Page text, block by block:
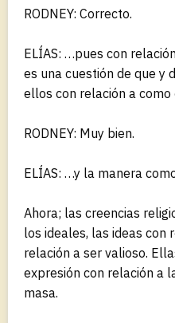
RODNEY: Correcto.
ELÍAS: …pues con
es una cuestión de que y
ellos con relación a
RODNEY: Muy bien.
ELÍAS: …y la manera
Ahora; las creencias
los ideales, las ideas con
relación a ser valioso.
expresión con relación a
masa.